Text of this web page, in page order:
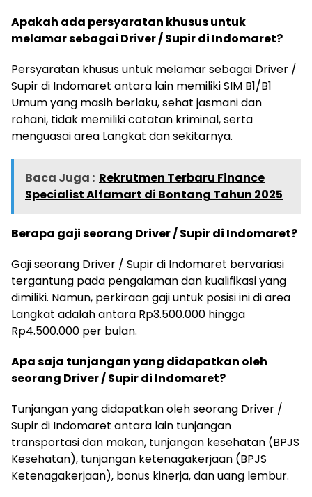
Apakah ada persyaratan khusus untuk
melamar sebagai Driver / Supir di Indomaret?
Persyaratan khusus untuk melamar sebagai Driver /
Supir di Indomaret antara lain memiliki SIM B1/B1
Umum yang masih berlaku, sehat jasmani dan
rohani, tidak memiliki catatan kriminal, serta
menguasai area Langkat dan sekitarnya.
Baca Juga : Rekrutmen Terbaru Finance
Specialist Alfamart di Bontang Tahun 2025
Berapa gaji seorang Driver / Supir di Indomaret?
Gaji seorang Driver / Supir di Indomaret bervariasi
tergantung pada pengalaman dan kualifikasi yang
dimiliki. Namun, perkiraan gaji untuk posisi ini di area
Langkat adalah antara Rp3.500.000 hingga
Rp4.500.000 per bulan.
Apa saja tunjangan yang didapatkan oleh
seorang Driver / Supir di Indomaret?
Tunjangan yang didapatkan oleh seorang Driver /
Supir di Indomaret antara lain tunjangan
transportasi dan makan, tunjangan kesehatan (BPJS
Kesehatan), tunjangan ketenagakerjaan (BPJS
Ketenagakerjaan), bonus kinerja, dan uang lembur.